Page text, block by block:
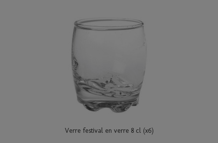
Verre festival en verre 8 cl (x6)